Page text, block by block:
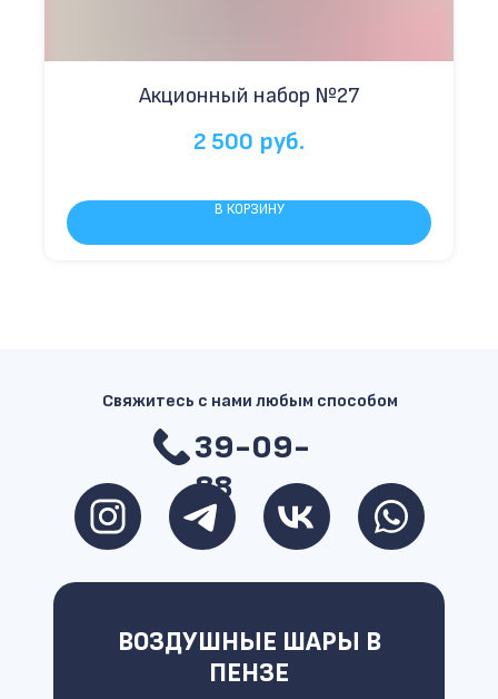
Акционный набор №27
2 500 руб.
В КОРЗИНУ
39-09-
88
ВОЗДУШНЫЕ ШАРЫ В
ПЕНЗЕ
Свяжитесь с нами любым способом